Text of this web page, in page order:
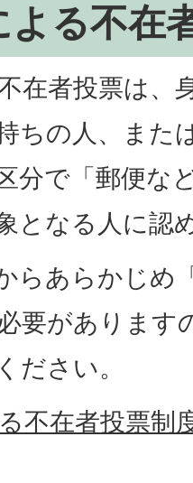
る不在
在者投票は、
ちの人、また
分で「郵便な
となる人に認
らあらかじめ
要があります
ださい。
不在者投票制